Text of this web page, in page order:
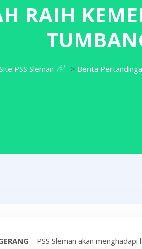
RAIH
PSS Sleman > Berita
– PSS Sleman akan